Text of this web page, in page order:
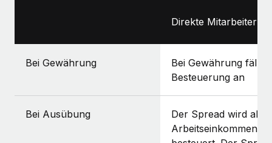
Direkte
Bei Gewährung
Bei Gewährung fällt
Besteuerung an
Bei Ausübung
Der Spread wird als
Arbeitseinkommen